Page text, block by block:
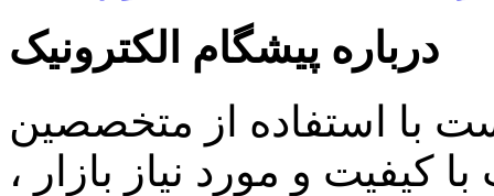
درباره پیشگام الکترونیک
با استفاده از متخصصین
کیفیت و مورد نیاز بازار ،